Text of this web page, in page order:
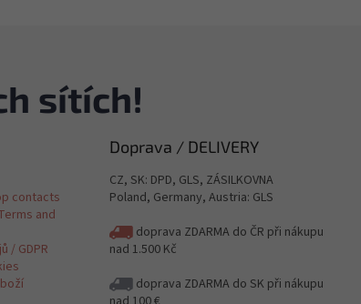
sítích!
contacts
and
/ GDPR
Doprava / DELIVERY
CZ, SK: DPD, GLS, ZÁSILKOVNA
Poland, Germany, Austria: GLS
doprava ZDARMA do ČR při nákupu
nad 1.500 Kč
doprava ZDARMA do SK při nákupu